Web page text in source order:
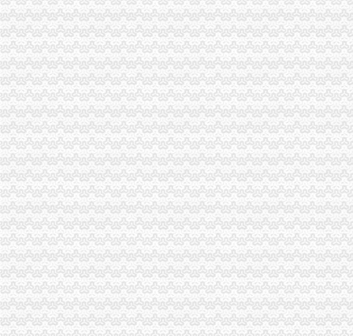
1121_重庆商标注册,重庆商标代理注册,重庆国际商标注册_重庆信
-中铁三局西南公司重庆地铁项目采购二三项料一批（重庆北站D区用）
重庆0元注册公司
昂科威火热促销购车优惠0元_【重庆骊业汽车有限公司】_爱卡汽车
【重庆公务员培训|重庆公务员培训机构|重庆公务员面试培训班费用】-
重庆免费注册公司
广东快乐十分钟助手-广东快乐十分钟助手_重庆时时代理注册公司
重庆公司注册|营业执照代办|代理记帐|代办税务-行业资讯
免费注册公司
厦门注册公司资金要多少_厦门免费注册公司_厦门注册培训公司-商务
无地址注册公司,免费注册公司-潍坊58同城